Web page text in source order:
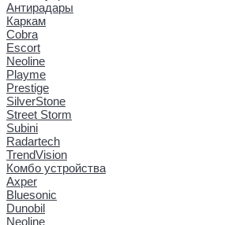
Антирадары
Каркам
Cobra
Escort
Neoline
Playme
Prestige
SilverStone
Street Storm
Subini
Radartech
TrendVision
Комбо устройства
Axper
Bluesonic
Dunobil
Neoline